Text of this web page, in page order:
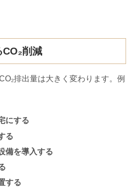
削減
排出量は大きく変わります。例
にする
る
備を導入する
する